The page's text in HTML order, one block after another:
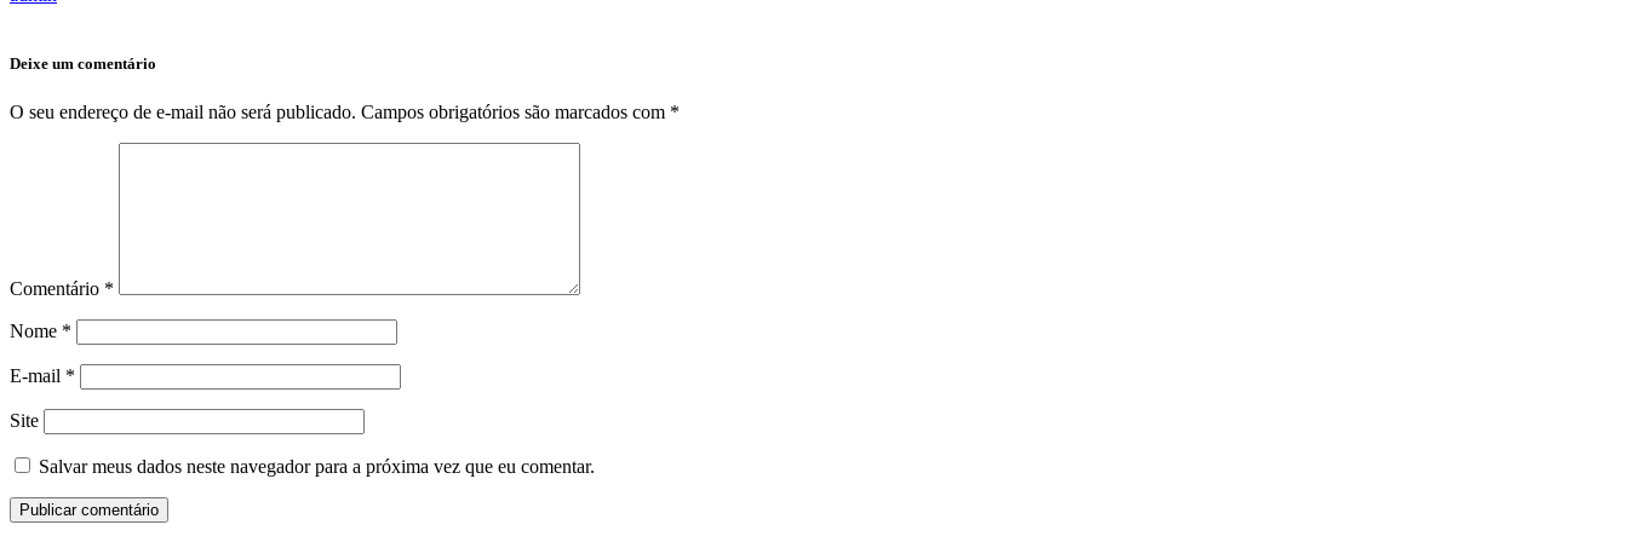
Deixe um comentário
O seu endereço de e-mail não será publicado. Campos obrigatórios são marcados com *
Comentário *
Nome *
E-mail *
Site
Salvar meus dados neste navegador para a próxima vez que eu comentar.